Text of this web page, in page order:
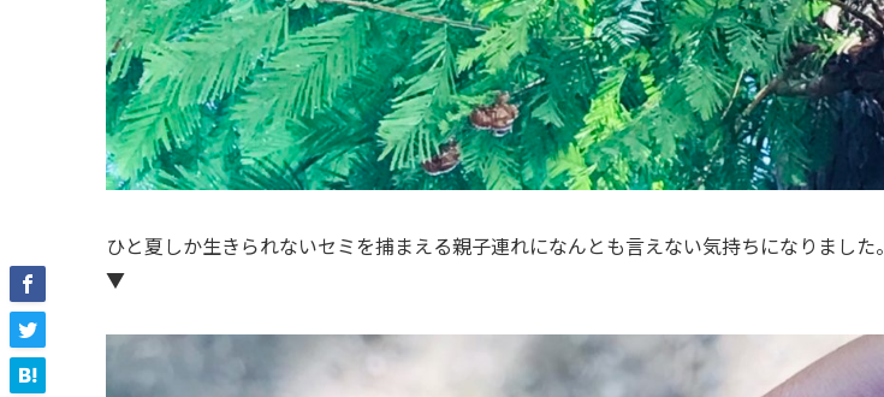
ひと夏しか生きられないセミを捕まえる親子連れになんとも言えない気持ちになりました。
▼